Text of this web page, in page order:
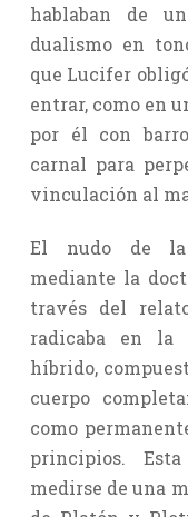
hablaban de
dualismo en
que Lucifer
entrar, como en
por él con
carnal para
vinculación al
El nudo de la
mediante la
través del
radicaba en la
híbrido,
cuerpo
como
principios.
medirse de una